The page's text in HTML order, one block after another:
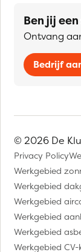
Ben jij
Ontvang
Bedrijf
© 2026 De
Privacy Policy
Werkgebied
Werkgebied
Werkgebied
Werkgebied
Werkgebied
Werkgebied